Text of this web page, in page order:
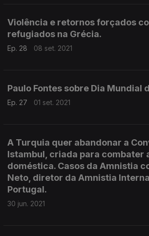
Violência e retornos forçados
refugiados na Grécia.
Ep. 28 08 set. 2021
Paulo Fontes sobre Dia Mundial
Ep. 27 01 set. 2021
A Turquia quer abandonar a
Istambul, criada para combater
doméstica. Casos da Amnistia
Neto, diretor da Amnistia
Portugal.
30 jun. 2021